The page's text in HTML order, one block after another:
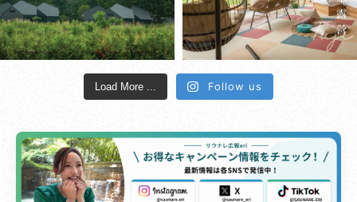
Load More ... Follow us